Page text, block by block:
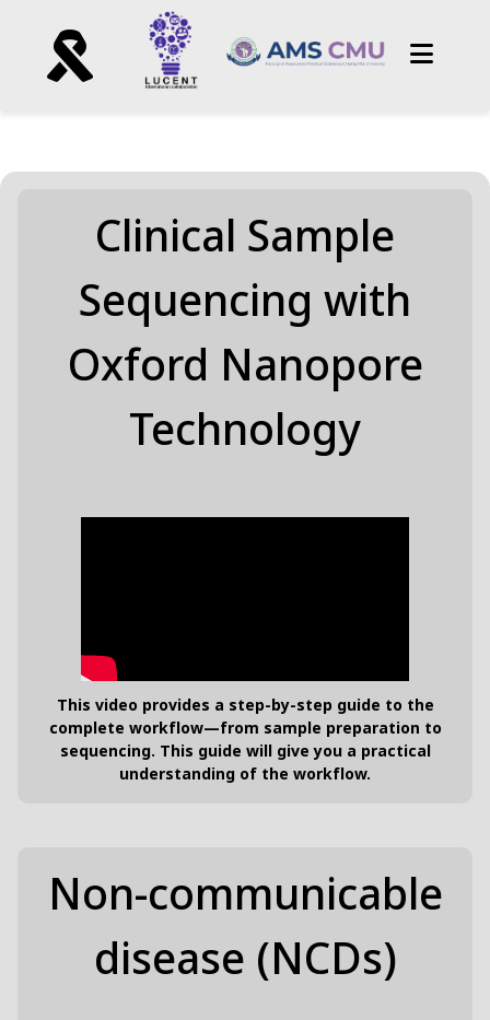
Clinical Sample
Sequencing with
Oxford Nanopore
Technology
This video provides a step-by-step guide to the
complete workflow—from sample preparation to
sequencing. This guide will give you a practical
understanding of the workflow.
Non-communicable
disease (NCDs)